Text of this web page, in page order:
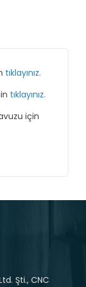
tıklayınız.
tıklayınız.
için
Şti., CNC